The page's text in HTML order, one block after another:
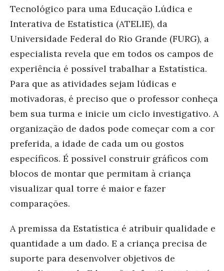
Tecnológico para uma Educação Lúdica e
Interativa de Estatística (ATELIE), da
Universidade Federal do Rio Grande (FURG), a
especialista revela que em todos os campos de
experiência é possível trabalhar a Estatística.
Para que as atividades sejam lúdicas e
motivadoras, é preciso que o professor conheça
bem sua turma e inicie um ciclo investigativo. A
organização de dados pode começar com a cor
preferida, a idade de cada um ou gostos
específicos. É possível construir gráficos com
blocos de montar que permitam à criança
visualizar qual torre é maior e fazer
comparações.
A premissa da Estatística é atribuir qualidade e
quantidade a um dado. E a criança precisa de
suporte para desenvolver objetivos de